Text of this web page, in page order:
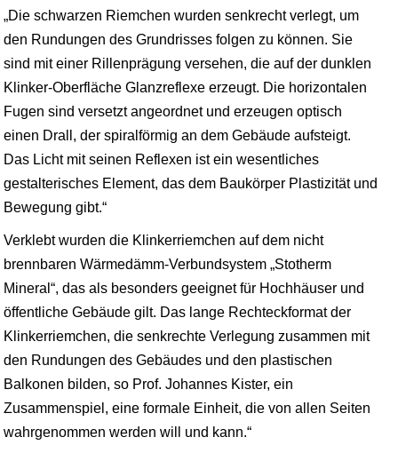
„Die schwarzen Riemchen wurden senkrecht verlegt, um
den Rundungen des Grundrisses folgen zu können. Sie
sind mit einer Rillenprägung versehen, die auf der dunklen
Klinker-Oberfläche Glanzreflexe erzeugt. Die horizontalen
Fugen sind versetzt angeordnet und erzeugen optisch
einen Drall, der spiralförmig an dem Gebäude aufsteigt.
Das Licht mit seinen Reflexen ist ein wesentliches
gestalterisches Element, das dem Baukörper Plastizität und
Bewegung gibt.“
Verklebt wurden die Klinkerriemchen auf dem nicht
brennbaren Wärmedämm-Verbundsystem „Stotherm
Mineral“, das als besonders geeignet für Hochhäuser und
öffentliche Gebäude gilt. Das lange Rechteckformat der
Klinkerriemchen, die senkrechte Verlegung zusammen mit
den Rundungen des Gebäudes und den plastischen
Balkonen bilden, so Prof. Johannes Kister, ein
Zusammenspiel, eine formale Einheit, die von allen Seiten
wahrgenommen werden will und kann.“